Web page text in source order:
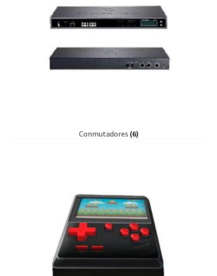
Conmutadores (6)